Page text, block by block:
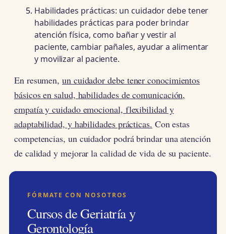
Habilidades prácticas: un cuidador debe tener
habilidades prácticas para poder brindar
atención física, como bañar y vestir al
paciente, cambiar pañales, ayudar a alimentar
y movilizar al paciente.
En resumen,un cuidador debe tener conocimientos
básicos en salud, habilidades de comunicación,
empatía y cuidado emocional, flexibilidad y
adaptabilidad, y habilidades prácticas. Con estas
competencias, un cuidador podrá brindar una atención
de calidad y mejorar la calidad de vida de su paciente.
FÓRMATE CON NOSOTROS
Cursos de Geriatría y
Gerontología